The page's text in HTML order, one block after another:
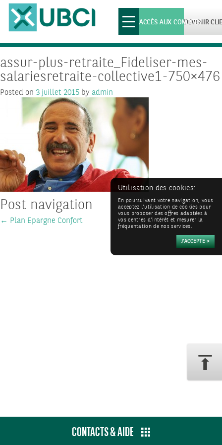
Toggle
navigationDEVENIR
ACCÈS AUX COMPTES
assur-plus-retraite_Fideliser-mes-
salariesretraite-collective1-750×476
Posted on 3 juillet 2015 by admin
Post navigation
← Plan Epargne Confort
CONTACTS & AIDE
Utilisation des cookies:
En poursuivant votre navigation, vous
acceptez l'utilisation de cookies pour
vous proposer des offres adaptées à
vos centres d'intérêt et mesurer la
fréquentation de nos services.